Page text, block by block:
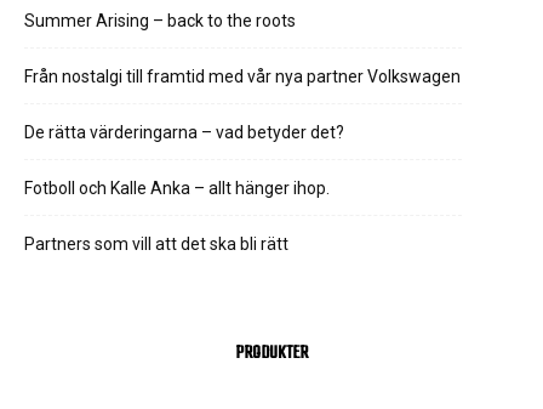
Summer Arising – back to the roots
Från nostalgi till framtid med vår nya partner Volkswagen
De rätta värderingarna – vad betyder det?
Fotboll och Kalle Anka – allt hänger ihop.
Partners som vill att det ska bli rätt
PRODUKTER